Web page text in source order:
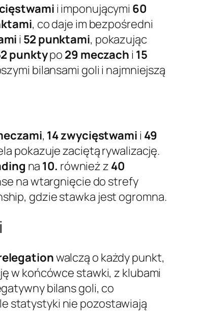
i imponującymi 60
, co daje im bezpośredni
i 52 punktami, pokazując
punktypo 29 meczach i 15
bilansami goli i najmniejszą
, 14 zwycięstwami i 49
pokazuje zaciętą rywalizację.
na 10. również z 40
na wtargnięcie do strefy
gdzie stawka jest ogromna.
walczą o każdy punkt,
w końcówce stawki, z klubami
bilans goli, co
statystyki nie pozostawiają